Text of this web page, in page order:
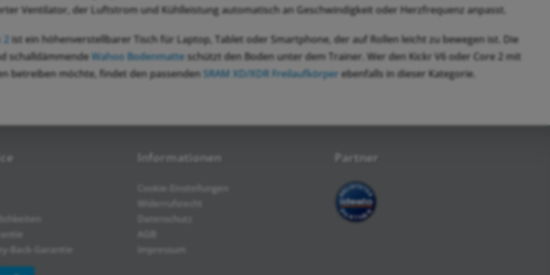
Ventilator, der Luftstrom und Kühlleistung automatisch an Geschwindigkeit oder Herzfrequenz anpasst.
2 ist ein höhenverstellbarer Tisch für Laptop, Tablet oder Smartphone, der auf Rollen leicht zu bewegen ist. Die
schalldämmende Wahoo Bodenmatte schützt den Boden unter dem Trainer. Wer den Kickr V6 oder Core 2 mit
betreiben möchte, findet den passenden SRAM XD/XDR Freilaufkörper ebenfalls in dieser Kategorie.
Back-Garantie
Informationen
Cookie-Einstellungen
Widerrufsrecht
Partner